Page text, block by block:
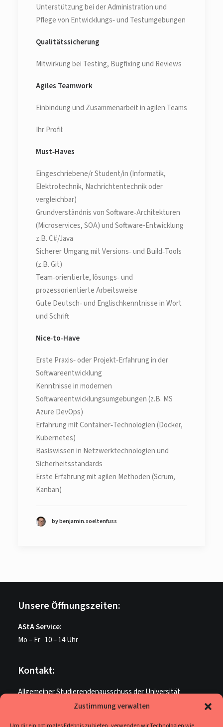
Zustimmung verwalten
Unterstützung bei der Administration und
Pflege von Entwicklungs‑ und Testumgebungen
Qualitätssicherung
Mitwirkung bei Testing, Bugfixing und Reviews
Agiles Teamwork
Einbindung und Zusammenarbeit in agilen Teams
Ihr Profil:
Must‑Haves
Eingeschriebene/r Student/in (Informatik,
Elektrotechnik, Nachrichtentechnik oder
vergleichbar)
Grundverständnis von Software‑Architekturen
(Microservices, SOA) und Software-Entwicklung
z.B. C#/Java
Sicherer Umgang mit Versions‑ und Build‑Tools
(z.B. Git)
Team‑orientierte, lösungs‑ und
prozessorientierte Arbeitsweise
Gute Deutsch‑ und Englischkenntnisse in Wort
und Schrift
Nice‑to‑Have
Erste Praxis‑ oder Projekt‑Erfahrung in der
Softwareentwicklung
Kenntnisse in modernen
Softwareentwicklungsumgebungen (z.B. MS
Azure DevOps)
Erfahrung mit Container‑Technologien (Docker,
Kubernetes)
Basiswissen in Netzwerktechnologien und
Sicherheitsstandards
Erste Erfahrung mit agilen Methoden (Scrum,
Kanban)
by benjamin.soeltenfuss
Unsere Öffnungszeiten:
AStA Service:
Mo – Fr 10 – 14 Uhr
Kontakt:
Allgemeiner Studierendenausschuss der Universität